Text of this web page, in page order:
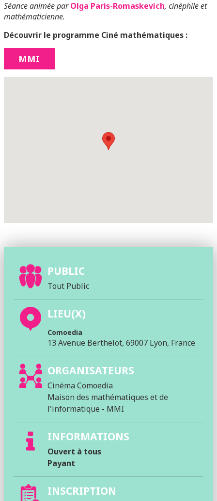
Séance animée parOlga Paris-Romaskevich, cinéphile et
mathématicienne.
Découvrir le programme Ciné mathématiques :
MMI
PUBLIC
Tout Public
LIEU(X)
Comoedia
13 Avenue Berthelot, 69007 Lyon, France
ORGANISATEURS
Cinéma Comoedia
Maison des mathématiques et de
l'informatique - MMI
INFORMATIONS
Ouvert à tous
Payant
INSCRIPTION